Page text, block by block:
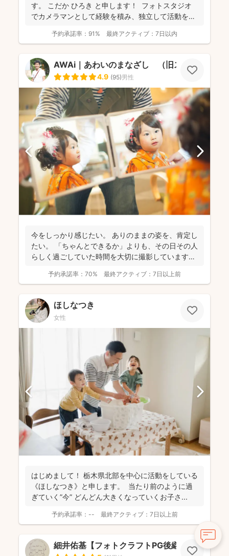
す。 こだか ひろき と申します！ フォトスタジオ
でカメラマンとして経験を積み、独立して活動を始
予約承諾率： 91% 最終アクティブ： 7日以内
AWAi｜あわいのまなざし （旧スマイルツリ
4.9 (95)男性
今をしっかり感じたい。 ありのままの姿を、肯定し
たい。 「ちゃんとできるか」よりも、その日その人
らしく過ごしていた時間を大切に撮影しています。
予約承諾率： 70% 最終アクティブ： 7日以上前
ほしなつき
女性
はじめまして！ 栃木県北部を中心に活動をしている
《ほしなつき》と申します。 当たり前のように過
ぎていく”今” どんどん大きくなっていくお子さ...
予約承諾率： -- 最終アクティブ： 7日以上前
細井佑基【フォトクラフトPG後継ぎ】